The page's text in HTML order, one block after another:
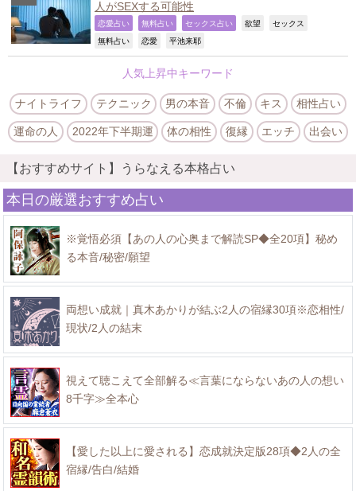
人がSEXする可能性
恋愛占い 無料占い セックス占い 欲望 セックス
無料占い 恋愛 平池来耶
人気上昇中キーワード
ナイトライフ テクニック 男の本音 不倫 キス 相性占い
運命の人 2022年下半期運 体の相性 復縁 エッチ 出会い
【おすすめサイト】うらなえる本格占い
本日の厳選おすすめ占い
※覚悟必須【あの人の心奥まで解読SP◆全20項】秘め
る本音/秘密/願望
両想い成就｜真木あかりが結ぶ2人の宿縁30項※恋相性/
現状/2人の結末
視えて聴こえて全部解る≪言葉にならないあの人の想い
8千字≫全本心
【愛した以上に愛される】恋成就決定版28項◆2人の全
宿縁/告白/結婚